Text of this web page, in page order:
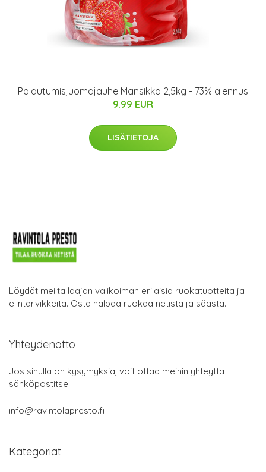
Palautumisjuomajauhe Mansikka 2,5kg - 73% alennus
9.99 EUR
LISÄTIETOJA
Löydät meiltä laajan valikoiman erilaisia ruokatuotteita ja
elintarvikkeita. Osta halpaa ruokaa netistä ja säästä.
Yhteydenotto
Jos sinulla on kysymyksiä, voit ottaa meihin yhteyttä
sähköpostitse:
info@ravintolapresto.fi
Kategoriat